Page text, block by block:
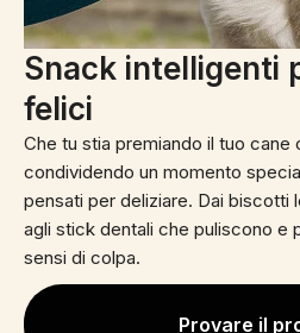
Snack intelligenti
felici
Che tu stia premiando il tuo cane
condividendo un momento
pensati per deliziare. Dai biscotti
agli stick dentali che puliscono
sensi di colpa.
Provare il